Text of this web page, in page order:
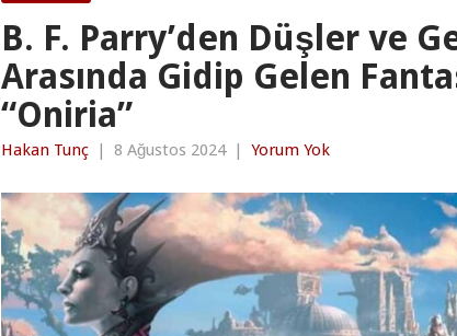
B. F. Parry’den Düşler ve
Arasında Gidip Gelen
“Oniria”
Hakan Tunç | 8 Ağustos 2024 | Yorum Yok